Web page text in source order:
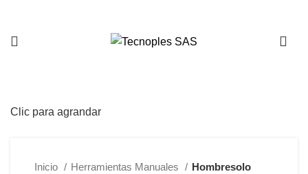
Clic para agrandar
Inicio Herramientas Manuales
Hombresolo